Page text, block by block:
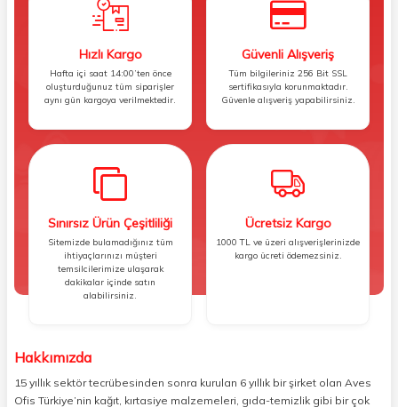
Hızlı Kargo
Hafta içi saat 14:00’ten önce
oluşturduğunuz tüm siparişler
aynı gün kargoya verilmektedir.
Güvenli Alışveriş
Tüm bilgileriniz 256 Bit SSL
sertifikasıyla korunmaktadır.
Güvenle alışveriş yapabilirsiniz.
Sınırsız Ürün Çeşitliliği
Sitemizde bulamadığınız tüm
ihtiyaçlarınızı müşteri
temsilcilerimize ulaşarak
dakikalar içinde satın
alabilirsiniz.
Ücretsiz Kargo
1000 TL ve üzeri alışverişlerinizde
kargo ücreti ödemezsiniz.
Hakkımızda
15 yıllık sektör tecrübesinden sonra kurulan 6 yıllık bir şirket olan Aves
Ofis Türkiye’nin kağıt, kırtasiye malzemeleri, gıda-temizlik gibi bir çok